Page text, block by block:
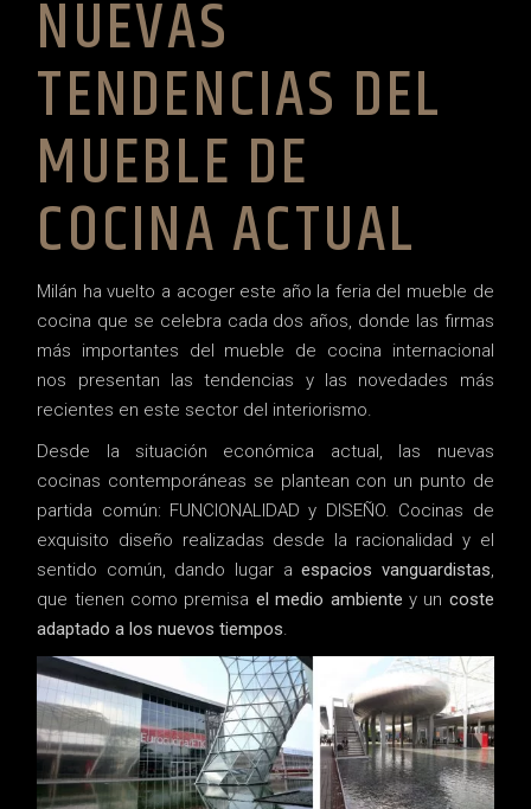
NUEVAS
TENDENCIAS DEL
MUEBLE DE
COCINA ACTUAL
Milán ha vuelto a acoger este año la feria del mueble de
cocina que se celebra cada dos años, donde las firmas
más importantes del mueble de cocina internacional
nos presentan las tendencias y las novedades más
recientes en este sector del interiorismo.
Desde la situación económica actual, las nuevas
cocinas contemporáneas se plantean con un punto de
partida común: FUNCIONALIDAD y DISEÑO. Cocinas de
exquisito diseño realizadas desde la racionalidad y el
sentido común, dando lugar aespacios vanguardistas,
que tienen como premisa el medio ambiente y un coste
adaptado a los nuevos tiempos.